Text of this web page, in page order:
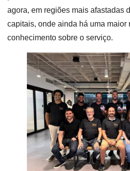
agora, em regiões mais afastadas
capitais, onde ainda há uma maior
conhecimento sobre o serviço.